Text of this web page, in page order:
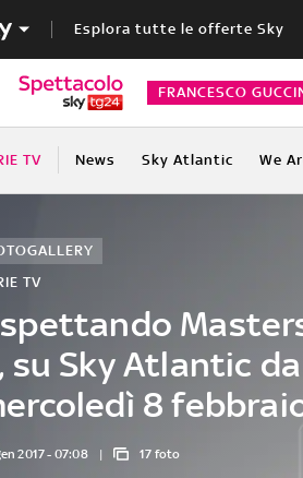
Esplora tutte le offerte Sky
FRANCESCO
TV News Sky Atlantic We
su Sky Atlantic da
8
TV
2017 - 07:08 17 foto